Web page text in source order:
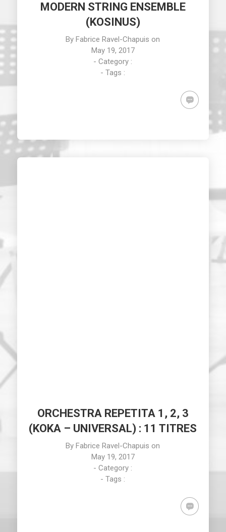
MODERN STRING ENSEMBLE
(KOSINUS)
ByFabrice Ravel-Chapuis on
May 19, 2017
- Category :
- Tags :
ORCHESTRA REPETITA 1, 2, 3
(KOKA – UNIVERSAL) : 11 TITRES
ByFabrice Ravel-Chapuis on
May 19, 2017
- Category :
- Tags :